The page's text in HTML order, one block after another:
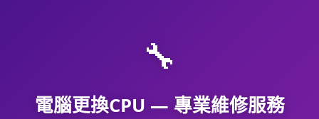
🔧
電腦更換CPU — 專業維修服務